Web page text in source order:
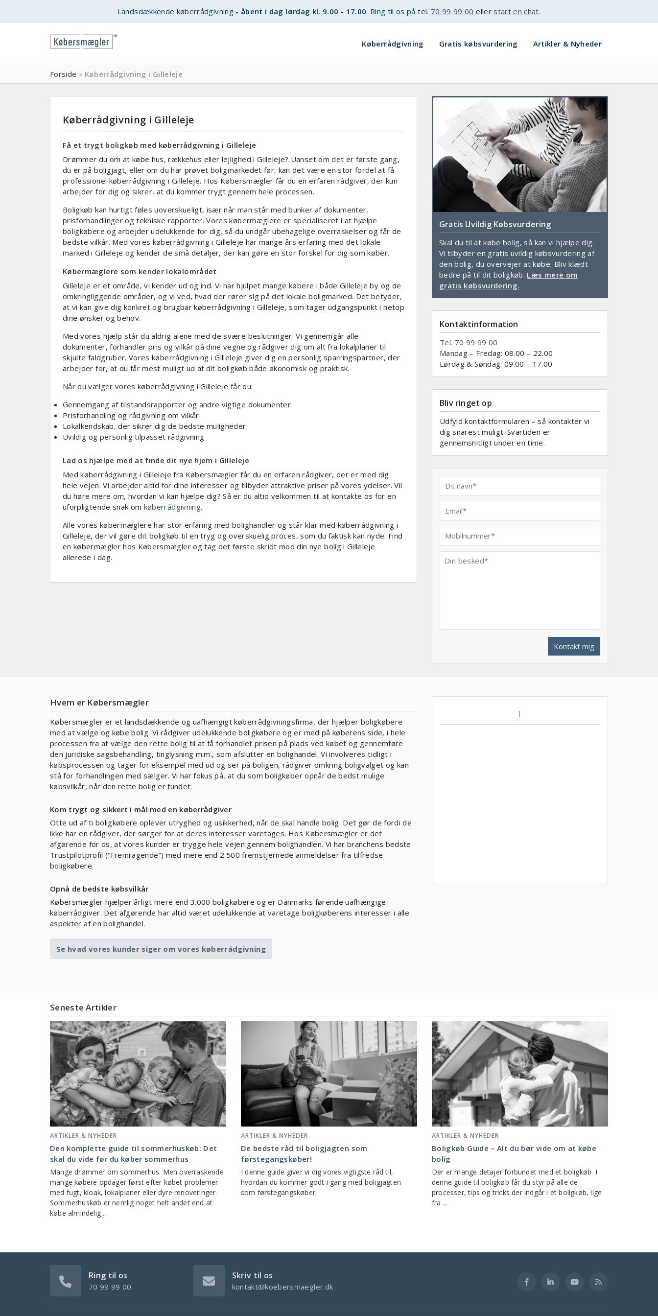
Landsdækkende køberrådgivning - åbent i dag lørdag kl. 9.00 - 17.00. Ring til os på tel. 70 99 99 00 eller start en chat.
Køberrådgivning Gratis købsvurdering Artikler & Nyheder
Forside » Køberrådgivning i Gilleleje
Køberrådgivning i Gilleleje
Få et trygt boligkøb med køberrådgivning i Gilleleje
Drømmer du om at købe hus, rækkehus eller lejlighed i Gilleleje? Uanset om det er første gang,
du er på boligjagt, eller om du har prøvet boligmarkedet før, kan det være en stor fordel at få
professionel køberrådgivning i Gilleleje. Hos Købersmægler får du en erfaren rådgiver, der kun
arbejder for dig og sikrer, at du kommer trygt gennem hele processen.
Boligkøb kan hurtigt føles uoverskueligt, især når man står med bunker af dokumenter,
prisforhandlinger og tekniske rapporter. Vores købermæglere er specialiseret i at hjælpe
boligkøbere og arbejder udelukkende for dig, så du undgår ubehagelige overraskelser og får de
bedste vilkår. Med vores køberrådgivning i Gilleleje har mange års erfaring med det lokale
marked i Gilleleje og kender de små detaljer, der kan gøre en stor forskel for dig som køber.
Købermæglere som kender lokalområdet
Gilleleje er et område, vi kender ud og ind. Vi har hjulpet mange købere i både Gilleleje by og de
omkringliggende områder, og vi ved, hvad der rører sig på det lokale boligmarked. Det betyder,
at vi kan give dig konkret og brugbar køberrådgivning i Gilleleje, som tager udgangspunkt i netop
dine ønsker og behov.
Med vores hjælp står du aldrig alene med de svære beslutninger. Vi gennemgår alle
dokumenter, forhandler pris og vilkår på dine vegne og rådgiver dig om alt fra lokalplaner til
skjulte faldgruber. Vores køberrådgivning i Gilleleje giver dig en personlig sparringspartner, der
arbejder for, at du får mest muligt ud af dit boligkøb både økonomisk og praktisk.
Når du vælger vores køberrådgivning i Gilleleje får du:
Gennemgang af tilstandsrapporter og andre vigtige dokumenter
Prisforhandling og rådgivning om vilkår
Lokalkendskab, der sikrer dig de bedste muligheder
Uvildig og personlig tilpasset rådgivning
Lad os hjælpe med at finde dit nye hjem i Gilleleje
Med køberrådgivning i Gilleleje fra Købersmægler får du en erfaren rådgiver, der er med dig
hele vejen. Vi arbejder altid for dine interesser og tilbyder attraktive priser på vores ydelser. Vil
du høre mere om, hvordan vi kan hjælpe dig? Så er du altid velkommen til at kontakte os for en
uforpligtende snak om køberrådgivning.
Alle vores købermæglere har stor erfaring med bolighandler og står klar med køberrådgivning i
Gilleleje, der vil gøre dit boligkøb til en tryg og overskuelig proces, som du faktisk kan nyde. Find
en købermægler hos Købersmægler og tag det første skridt mod din nye bolig i Gilleleje
allerede i dag.
Gratis Uvildig Købsvurdering
Skal du til at købe bolig, så kan vi hjælpe dig.
Vi tilbyder en gratis uvildig købsvurdering af
den bolig, du overvejer at købe. Bliv klædt
bedre på til dit boligkøb. Læs mere om
gratis købsvurdering.
Kontaktinformation
Tel. 70 99 99 00
Mandag – Fredag: 08.00 – 22.00
Lørdag & Søndag: 09.00 – 17.00
Bliv ringet op
Udfyld kontaktformularen – så kontakter vi
dig snarest muligt. Svartiden er
gennemsnitligt under en time.
Hvem er Købersmægler
Købersmægler er et landsdækkende og uafhængigt køberrådgivningsfirma, der hjælper boligkøbere
med at vælge og købe bolig. Vi rådgiver udelukkende boligkøbere og er med på køberens side, i hele
processen fra at vælge den rette bolig til at få forhandlet prisen på plads ved købet og gennemføre
den juridiske sagsbehandling, tinglysning m.m., som afslutter en bolighandel. Vi involveres tidligt i
købsprocessen og tager for eksempel med ud og ser på boligen, rådgiver omkring boligvalget og kan
stå for forhandlingen med sælger. Vi har fokus på, at du som boligkøber opnår de bedst mulige
købsvilkår, når den rette bolig er fundet.
Kom trygt og sikkert i mål med en køberrådgiver
Otte ud af ti boligkøbere oplever utryghed og usikkerhed, når de skal handle bolig. Det gør de fordi de
ikke har en rådgiver, der sørger for at deres interesser varetages. Hos Købersmægler er det
afgørende for os, at vores kunder er trygge hele vejen gennem bolighandlen. Vi har branchens bedste
Trustpilotprofil (“Fremragende”) med mere end 2.500 fremstjernede anmeldelser fra tilfredse
boligkøbere.
Opnå de bedste købsvilkår
Købersmægler hjælper årligt mere end 3.000 boligkøbere og er Danmarks førende uafhængige
køberrådgiver. Det afgørende har altid været udelukkende at varetage boligkøberens interesser i alle
aspekter af en bolighandel.
Se hvad vores kunder siger om vores køberrådgivning
Seneste Artikler
ARTIKLER & NYHEDER
Den komplette guide til sommerhuskøb: Det
skal du vide før du køber sommerhus
Mange drømmer om sommerhus. Men overraskende
mange købere opdager først efter købet problemer
med fugt, kloak, lokalplaner eller dyre renoveringer.
Sommerhuskøb er nemlig noget helt andet end at
købe almindelig ...
ARTIKLER & NYHEDER
De bedste råd til boligjagten som
førstegangskøber!
I denne guide giver vi dig vores vigtigste råd til,
hvordan du kommer godt i gang med boligjagten
som førstegangskøber.
ARTIKLER & NYHEDER
Boligkøb Guide – Alt du bør vide om at købe
bolig
Der er mange detajer forbundet med et boligkøb. I
denne guide til boligkøb får du styr på alle de
processer, tips og tricks der indgår i et boligkøb, lige
fra ...
Ring til os
70 99 99 00
Skriv til os
kontakt@koebersmaegler.dk